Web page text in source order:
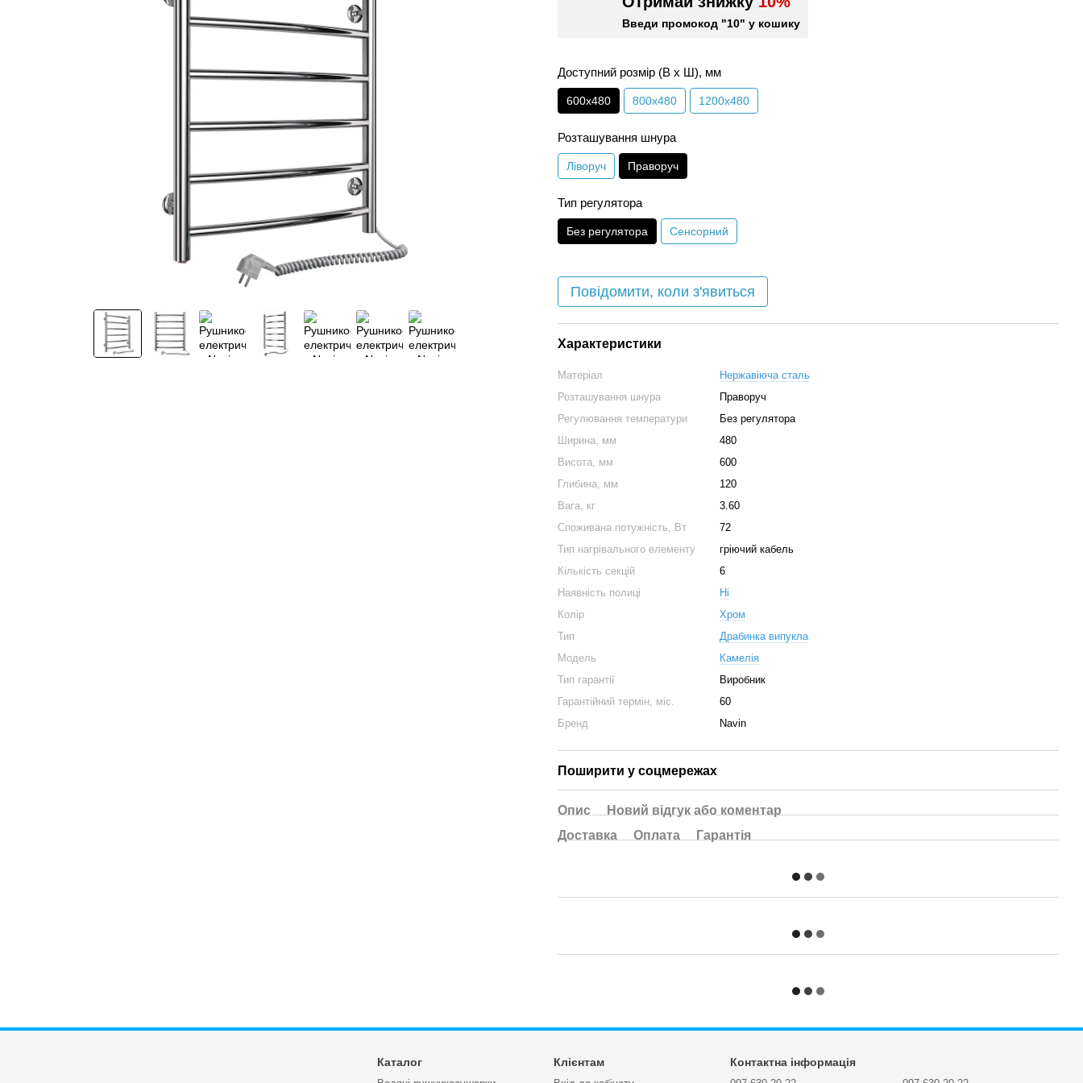
Введи промокод "10" у кошику
Доступний розмір (В х Ш), мм
600х480 800х480 1200х480
Розташування шнура
Ліворуч Праворуч
Тип регулятора
Без регулятора Сенсорний
Повідомити, коли з'явиться
Характеристики
Матеріал
Нержавіюча сталь
Розташування шнура
Праворуч
Регулювання температури
Без регулятора
Ширина, мм
480
Висота, мм
600
Глибина, мм
120
Вага, кг
3.60
Споживана потужність, Вт
72
Тип нагрівального елементу
гріючий кабель
Кількість секцій
6
Наявність полиці
Ні
Колір
Хром
Тип
Драбинка випукла
Модель
Камелія
Тип гарантії
Виробник
Гарантійний термін, міс.
60
Бренд
Navin
Поширити у соцмережах
Опис
Новий відгук або коментар
Доставка
Оплата Гарантія
Каталог Клієнтам Контактна інформація